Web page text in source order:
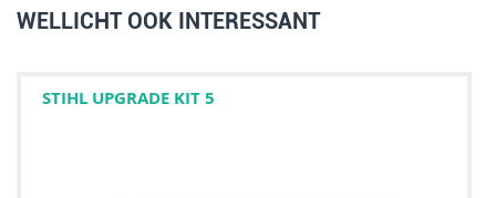
WELLICHT OOK INTERESSANT
STIHL UPGRADE KIT 5